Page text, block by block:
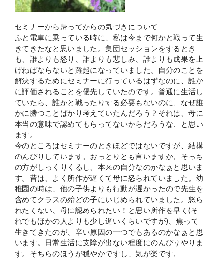
セミナーから帰ってからの気づきについて
ふと電車に乗っている時に、私は今まで何かと戦って生
きてきたなと思いました。集団セッションをするとき
も、誰よりも怒り、誰よりも悲しみ、誰よりも成果を上
げねばならないと躍起になっていました。自分のことを
解決するためにセミナーに行っているはずなのに、誰か
に評価されることを優先していたのです。普通に生活し
ていたら、誰かと戦ったりする必要もないのに、なぜ誰
かに勝つことばかり考えていたんだろう？それは、母に
本当の意味で認めてもらってないからだろうな、と思い
ます。
今のところはセミナーのときほどではないですが、結構
のんびりしています。おっとりとも言いますか。そっち
の方がしっくりくるし、本来の自分なのかなぁと思いま
す。昔は、よく所作が遅くて母に怒られていました。幼
稚園の時は、他の子供よりも行動が遅かったので先生を
含めてクラスの殆どの子にいじめられていました。怒ら
れたくない、母に認められたい！と思い所作を早く(そ
れでもほかの人よりも少し遅いくらいですが)、焦って
生きてきたのが、辛い原因の一つでもあるのかなぁと思
います。日常生活に支障が出ない程度にのんびりやりま
す。そちらのほうが穏やかですし、気が楽です。